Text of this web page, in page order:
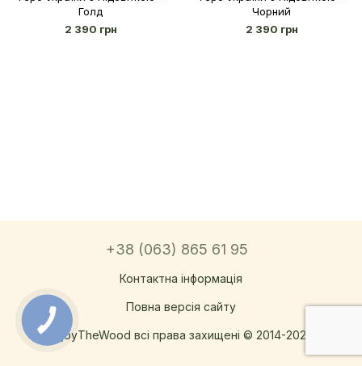
Голд
2 390 грн
Чорний
2 390 грн
+38 (063) 865 61 95
Контактна інформація
Повна версія сайту
EnjoyTheWood всі права захищені © 2014-2026